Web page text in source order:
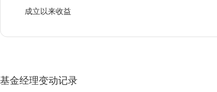
成立以来收益
基金经理变动记录